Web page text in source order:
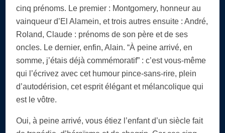
cinq prénoms. Le premier : Montgomery, honneur au
vainqueur d’El Alamein, et trois autres ensuite : André,
Roland, Claude : prénoms de son père et de ses
oncles. Le dernier, enfin, Alain. “À peine arrivé, en
somme, j’étais déjà commémoratif” : c’est vous-même
qui l’écrivez avec cet humour pince-sans-rire, plein
d’autodérision, cet esprit élégant et mélancolique qui
est le vôtre.
Oui, à peine arrivé, vous étiez l’enfant d’un siècle fait